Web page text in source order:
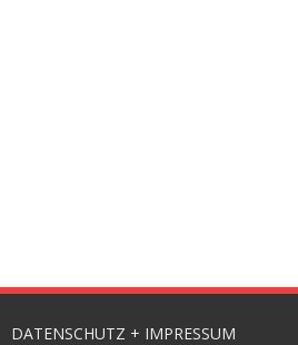
DATENSCHUTZ + IMPRESSUM